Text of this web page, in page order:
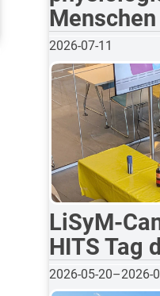
Menschen
2026-07-11
LiSyM-
HITS Tag
2026-05-20–2026-